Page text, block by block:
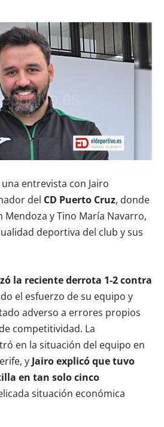
entrevista con Jairo
del CD Puerto Cruz, donde
Mendoza y Tino María Navarro,
deportiva del club y sus
la reciente derrota 1-2 contra
el esfuerzo de su equipo y
adverso a errores propios
competitividad. La
en la situación del equipo en
y Jairo explicó que tuvo
en tan solo cinco
situación económica